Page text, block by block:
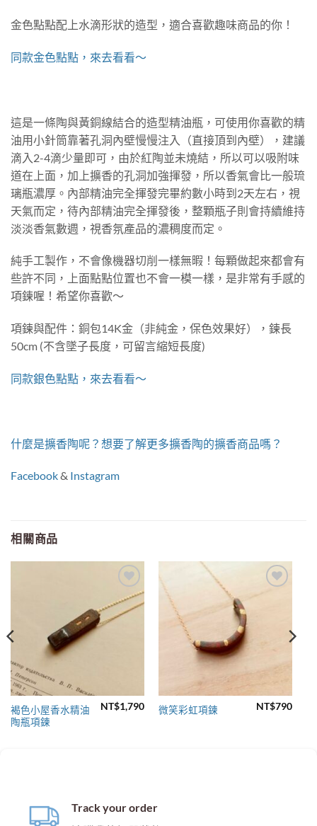
金色點點配上水滴形狀的造型，適合喜歡趣味商品的你！
同款金色點點，來去看看～
這是一條陶與黃銅線結合的造型精油瓶，可使用你喜歡的精
油用小針筒靠著孔洞內壁慢慢注入（直接頂到內壁），建議
滴入2-4滴少量即可，由於紅陶並未燒結，所以可以吸附味
道在上面，加上擴香的孔洞加強揮發，所以香氣會比一般琉
璃瓶濃厚。內部精油完全揮發完畢約數小時到2天左右，視
天氣而定，待內部精油完全揮發後，整顆瓶子則會持續維持
淡淡香氣數週，視香氛產品的濃稠度而定。
純手工製作，不會像機器切削一樣無暇！每顆做起來都會有
些許不同，上面點點位置也不會一模一樣，是非常有手感的
項鍊喔！希望你喜歡～
項鍊與配件：銅包14K金（非純金，保色效果好），鍊長
50cm (不含墜子長度，可留言縮短長度)
同款銀色點點，來去看看～
什麼是擴香陶呢？想要了解更多擴香陶的擴香商品嗎？
Facebook& Instagram
相關商品
Add to
wishlist
褐色小屋香水精油
陶瓶項鍊
NT$1,790 微笑彩虹項鍊 NT$790
Track your order